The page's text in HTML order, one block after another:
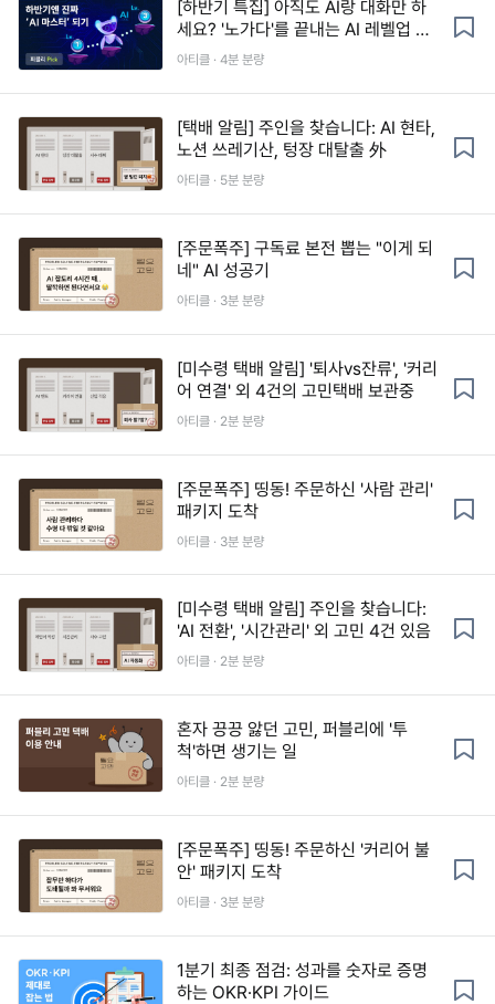
[하반기 특집] 아직도 AI랑 대화만 하
세요? '노가다'를 끝내는 AI 레벨업 로
드맵
아티클 · 4분 분량
[택배 알림] 주인을 찾습니다: AI 현타,
노션 쓰레기산, 텅장 대탈출 外
아티클 · 5분 분량
[주문폭주] 구독료 본전 뽑는 "이게 되
네" AI 성공기
아티클 · 3분 분량
[미수령 택배 알림] '퇴사vs잔류', '커리
어 연결' 외 4건의 고민택배 보관중
아티클 · 2분 분량
[주문폭주] 띵동! 주문하신 '사람 관리'
패키지 도착
아티클 · 3분 분량
[미수령 택배 알림] 주인을 찾습니다:
'AI 전환', '시간관리' 외 고민 4건 있음
아티클 · 2분 분량
혼자 끙끙 앓던 고민, 퍼블리에 '투
척'하면 생기는 일
아티클 · 2분 분량
[주문폭주] 띵동! 주문하신 '커리어 불
안' 패키지 도착
아티클 · 3분 분량
1분기 최종 점검: 성과를 숫자로 증명
하는 OKR·KPI 가이드